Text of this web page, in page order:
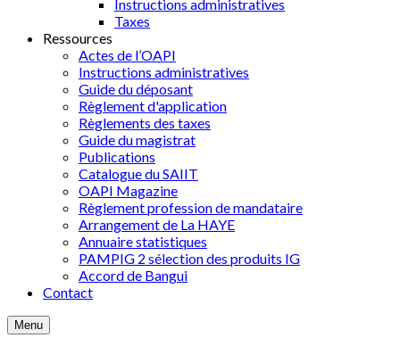
Instructions administratives
Taxes
Ressources
Actes de l’OAPI
Instructions administratives
Guide du déposant
Règlement d'application
Règlements des taxes
Guide du magistrat
Publications
Catalogue du SAIIT
OAPI Magazine
Règlement profession de mandataire
Arrangement de La HAYE
Annuaire statistiques
PAMPIG 2 sélection des produits IG
Accord de Bangui
Contact
Menu